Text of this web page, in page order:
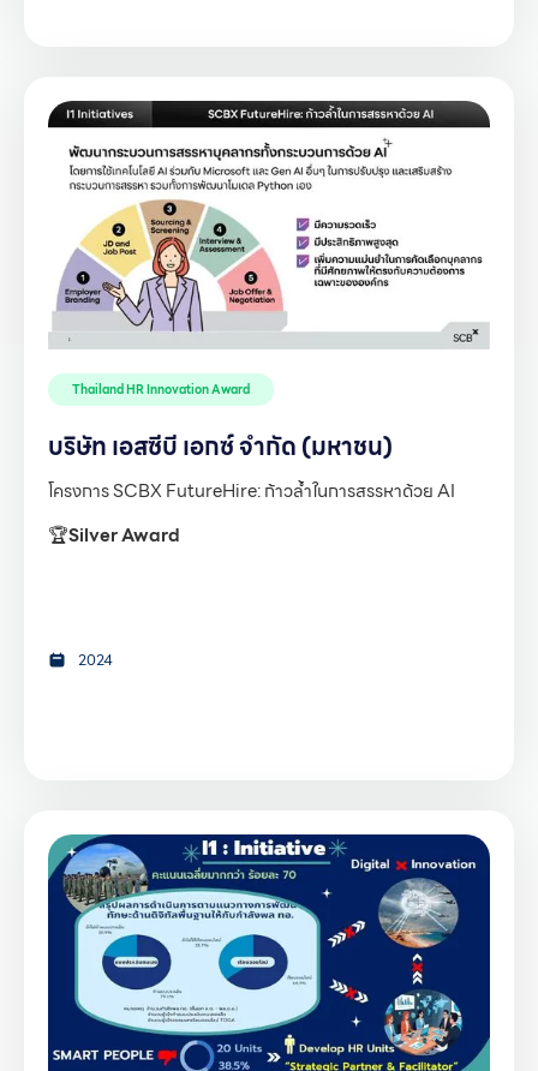
Thailand HR Innovation Award
บริษัท เอสซีบี เอกซ์ จำกัด (มหาชน)
โครงการ SCBX FutureHire: ก้าวล้ำในการสรรหาด้วย AI
🏆Silver Award
2024